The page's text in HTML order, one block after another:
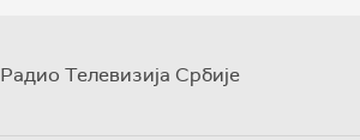
Радио Телевизија Србије